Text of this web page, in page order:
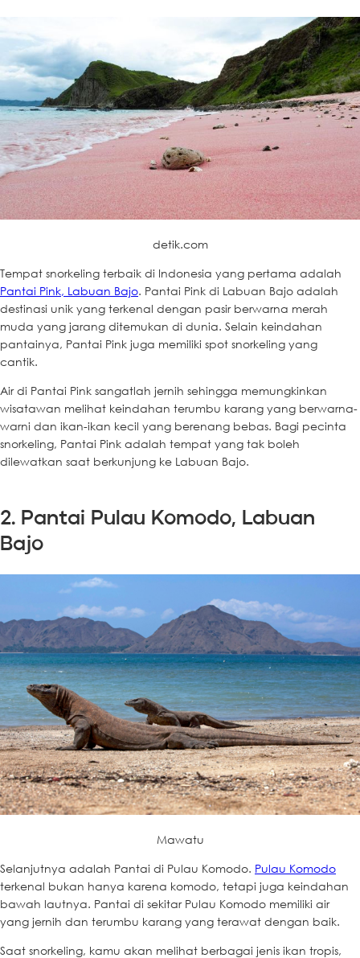
detik.com
Tempat snorkeling terbaik di Indonesia yang pertama adalah
Pantai Pink, Labuan Bajo. Pantai Pink di Labuan Bajo adalah
destinasi unik yang terkenal dengan pasir berwarna merah
muda yang jarang ditemukan di dunia. Selain keindahan
pantainya, Pantai Pink juga memiliki spot snorkeling yang
cantik.
Air di Pantai Pink sangatlah jernih sehingga memungkinkan
wisatawan melihat keindahan terumbu karang yang berwarna-
warni dan ikan-ikan kecil yang berenang bebas. Bagi pecinta
snorkeling, Pantai Pink adalah tempat yang tak boleh
dilewatkan saat berkunjung ke Labuan Bajo.
2. Pantai Pulau Komodo, Labuan
Bajo
Mawatu
Selanjutnya adalah Pantai di Pulau Komodo. Pulau Komodo
terkenal bukan hanya karena komodo, tetapi juga keindahan
bawah lautnya. Pantai di sekitar Pulau Komodo memiliki air
yang jernih dan terumbu karang yang terawat dengan baik.
Saat snorkeling, kamu akan melihat berbagai jenis ikan tropis,